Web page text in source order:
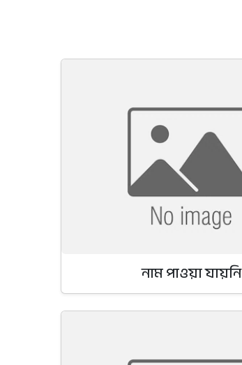
নাম পাওয়া যায়নি